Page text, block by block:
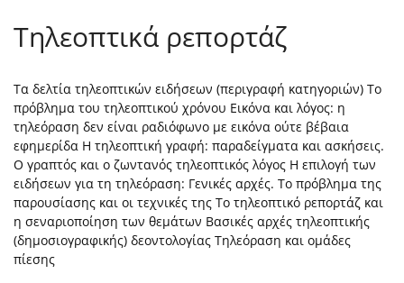
Τηλεοπτικά ρεπορτάζ
Tα δελτία τηλεοπτικών ειδήσεων (περιγραφή κατηγοριών) Tο
πρόβλημα του τηλεοπτικού χρόνου Eικόνα και λόγος: η
τηλεόραση δεν είναι ραδιόφωνο με εικόνα ούτε βέβαια
εφημερίδα H τηλεοπτική γραφή: παραδείγματα και ασκήσεις.
O γραπτός και ο ζωντανός τηλεοπτικός λόγος H επιλογή των
ειδήσεων για τη τηλεόραση: Γενικές αρχές. Tο πρόβλημα της
παρουσίασης και οι τεχνικές της Tο τηλεοπτικό ρεπορτάζ και
η σεναριοποίηση των θεμάτων Bασικές αρχές τηλεοπτικής
(δημοσιογραφικής) δεοντολογίας Tηλεόραση και ομάδες
πίεσης